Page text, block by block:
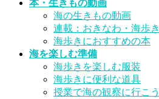
本・生きもの動画
海の生きもの動画
連載：おきなわ・海歩き
海歩きにおすすめの本
海を楽しむ準備
海歩きを楽しむ服装
海歩きに便利な道具
授業で海の観察に行こう